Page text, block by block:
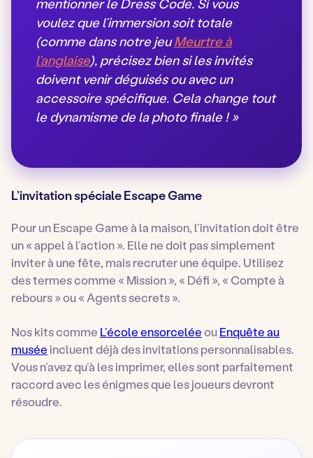
mentionner le Dress Code. Si vous
voulez que l’immersion soit totale
(comme dans notre jeuMeurtre à
l’anglaise), précisez bien si les invités
doivent venir déguisés ou avec un
accessoire spécifique. Cela change tout
le dynamisme de la photo finale ! »
L’invitation spéciale Escape Game
Pour un Escape Game à la maison, l’invitation doit être
un « appel à l’action ». Elle ne doit pas simplement
inviter à une fête, mais recruter une équipe. Utilisez
des termes comme « Mission », « Défi », « Compte à
rebours » ou « Agents secrets ».
Nos kits comme L’école ensorceléeouEnquête au
muséeincluent déjà des invitations personnalisables.
Vous n’avez qu’à les imprimer, elles sont parfaitement
raccord avec les énigmes que les joueurs devront
résoudre.